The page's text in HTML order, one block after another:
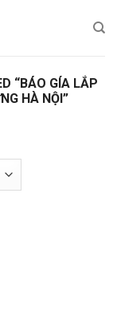
“BÁO GÍA LẮP
HÀ NỘI”